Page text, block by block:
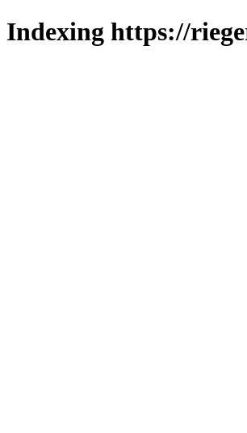
Indexing https://